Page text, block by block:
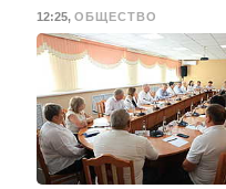
80-летие Победы
12:25,ОБЩЕСТВО